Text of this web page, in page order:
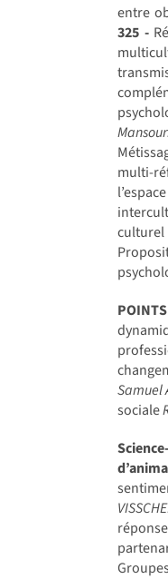
entre
325 -
multi-
Samuel
sociale